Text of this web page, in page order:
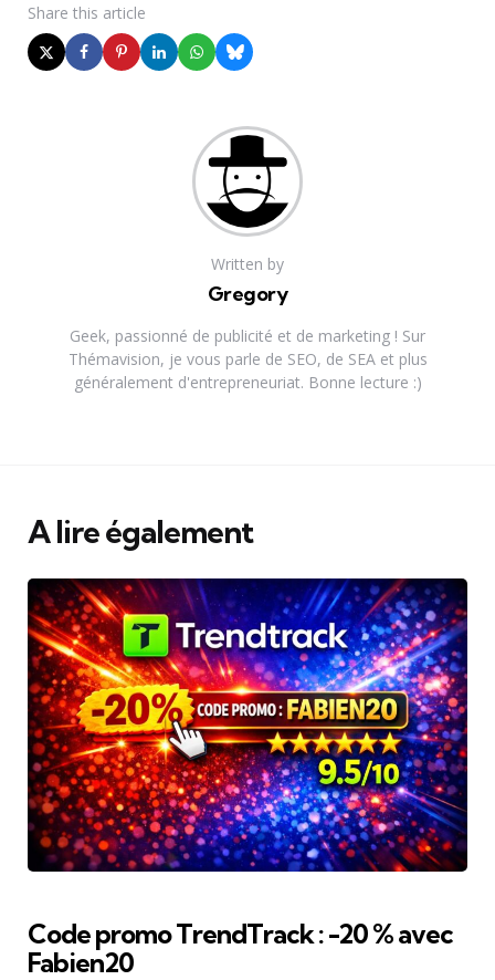
Share this article
Written by
Gregory
Geek, passionné de publicité et de marketing ! Sur
Thémavision, je vous parle de SEO, de SEA et plus
généralement d'entrepreneuriat. Bonne lecture :)
A lire également
Code promo TrendTrack : -20 % avec
Fabien20